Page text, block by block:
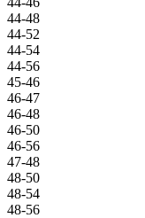
44-48
44-52
44-54
44-56
45-46
46-47
46-48
46-50
46-56
47-48
48-50
48-54
48-56